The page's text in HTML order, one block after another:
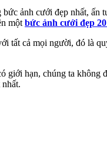
ảnh cưới đẹp nhất,
một bức ảnh cưới đẹp
tất cả mọi người, đó là
hạn, chúng ta không